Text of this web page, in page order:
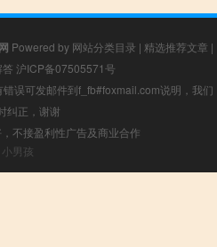
Powered by 网站分类目录 | 精选推荐文章 |
沪ICP备07505571号
误可发邮件到f_fb#foxmail.com说明，我们
纠正，谢谢
不接盈利性广告及商业合作
小男孩